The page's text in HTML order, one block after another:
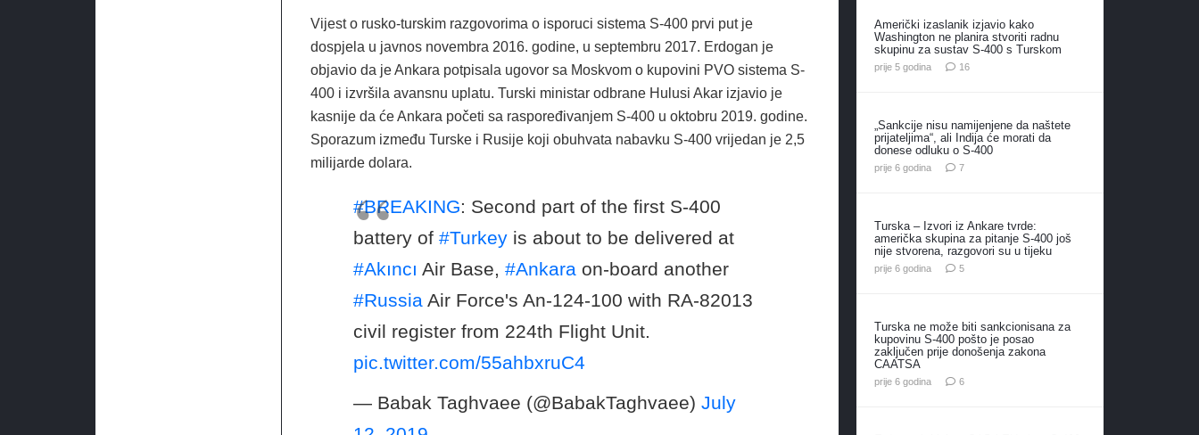
Vijest o rusko-turskim razgovorima o isporuci sistema S-400 prvi put je
dospjela u javnos novembra 2016. godine, u septembru 2017. Erdogan je
objavio da je Ankara potpisala ugovor sa Moskvom o kupovini PVO sistema S-
400 i izvršila avansnu uplatu. Turski ministar odbrane Hulusi Akar izjavio je
kasnije da će Ankara početi sa raspoređivanjem S-400 u oktobru 2019. godine.
Sporazum između Turske i Rusije koji obuhvata nabavku S-400 vrijedan je 2,5
milijarde dolara.
#BREAKING: Second part of the first S-400
battery of #Turkeyis about to be delivered at
#Akıncı Air Base, #Ankaraon-board another
#RussiaAir Force's An-124-100 with RA-82013
civil register from 224th Flight Unit.
pic.twitter.com/55ahbxruC4
— Babak Taghvaee (@BabakTaghvaee) July
Američki izaslanik izjavio kako
Washington ne planira stvoriti radnu
skupinu za sustav S-400 s Turskom
prije 5 godina 16komentara
„Sankcije nisu namijenjene da naštete
prijateljima“, ali Indija će morati da
donese odluku o S-400
prije 6 godina 7komentara
Turska – Izvori iz Ankare tvrde:
američka skupina za pitanje S-400 još
nije stvorena, razgovori su u tijeku
prije 6 godina 5komentara
Turska ne može biti sankcionisana za
kupovinu S-400 pošto je posao
zaključen prije donošenja zakona
CAATSA
prije 6 godina 6komentara